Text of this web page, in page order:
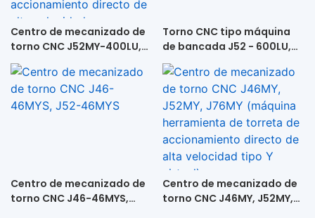
Centro de mecanizado de
torno CNC J52MY-400LU,
J76MY-400LU, J46MY-
400LU (máquina
herramienta de torreta de
accionamiento directo de
Torno CNC tipo máquina
de bancada J52 - 600LU,
J76-600LU, J76B-600LU
Centro de mecanizado de
torno CNC J46-46MYS,
Centro de mecanizado de
torno CNC J46MY, J52MY,